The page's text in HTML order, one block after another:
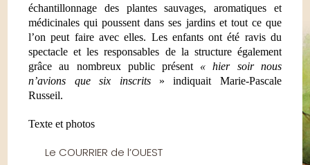
échantillonnage des plantes sauvages, aromatiques et
médicinales qui poussent dans ses jardins et tout ce que
l’on peut faire avec elles. Les enfants ont été ravis du
spectacle et les responsables de la structure également
grâce au nombreux public présent « hier soir nous
n’avions que six inscrits» indiquait Marie-Pascale
Russeil.
Texte et photos
Le COURRIER de l’OUEST